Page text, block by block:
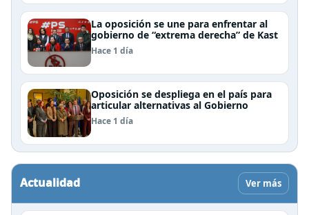
La oposición se une para enfrentar al
gobierno de “extrema derecha” de Kast
Hace 1 día
Oposición se despliega en el país para
articular alternativas al Gobierno
Hace 1 día
Actualidad Ver más